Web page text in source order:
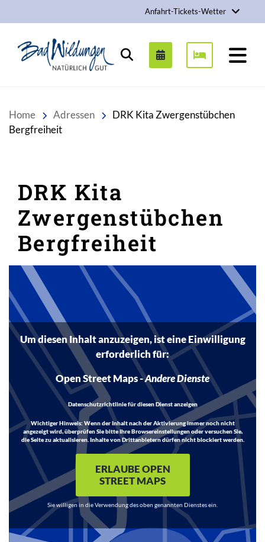
Anfahrt-Tickets-Wetter
Stadt Bad Wildungen
Suchen
Home Adressen
DRK Kita Zwergenstübchen
Bergfreiheit
DRK Kita
Zwergenstübchen
Bergfreiheit
Inhalt
Um diesen Inhalt anzuzeigen, ist eine Einwilligung
erforderlich für:
Open Street Maps-Andere Dienste
Datenschutzrichtlinie für diesen Dienst anzeigen
Wichtiger Hinweis:Wenn der Inhalt nach der Aktivierung immer noch nicht
angezeigt wird, überprüfen Sie bitte Ihre Browsereinstellungen oder versuchen Sie,
die Seite zu aktualisieren. Inhalte von Drittanbietern dürfen nicht blockiert werden.
ERLAUBE OPEN
STREET MAPS
Sie willigen in die Verwendung des oben genannten Dienstes ein.